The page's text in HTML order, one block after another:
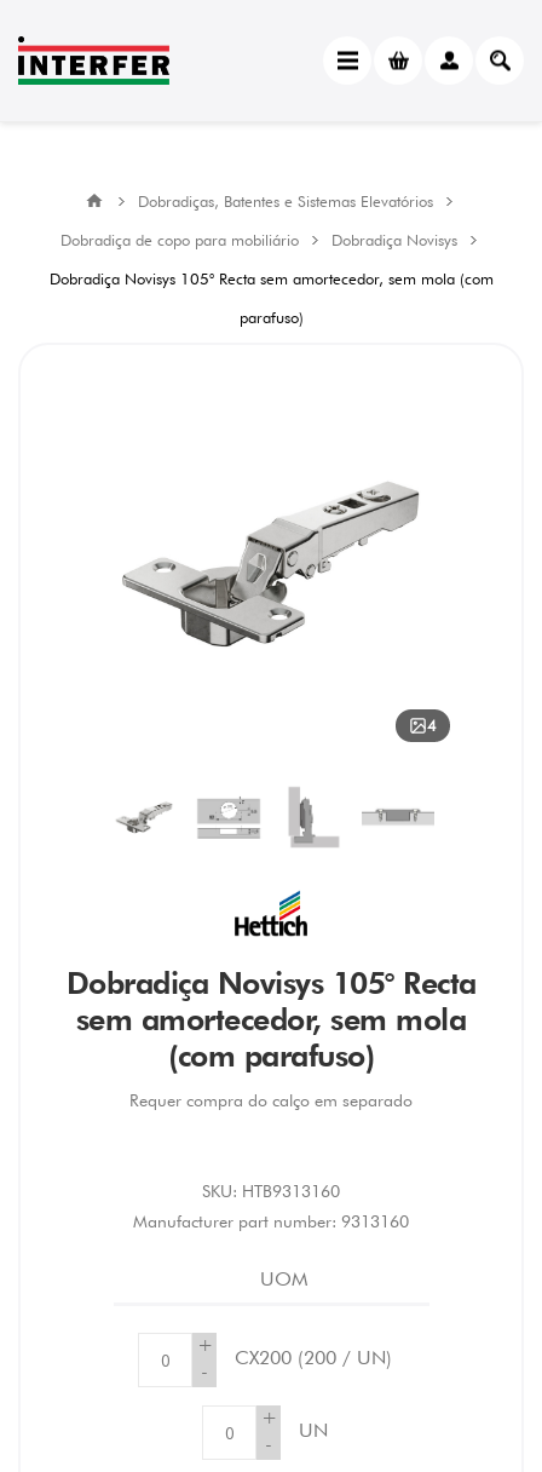
Dobradiças, Batentes e Sistemas Elevatórios
Dobradiça de copo para mobiliário
Dobradiça Novisys
Dobradiça Novisys 105° Recta sem amortecedor, sem mola (com
parafuso)
4
Dobradiça Novisys 105° Recta
sem amortecedor, sem mola
(com parafuso)
Requer compra do calço em separado
SKU: HTB9313160
Manufacturer part number: 9313160
UOM
+
-
CX200 (200 / UN)
+
-
UN